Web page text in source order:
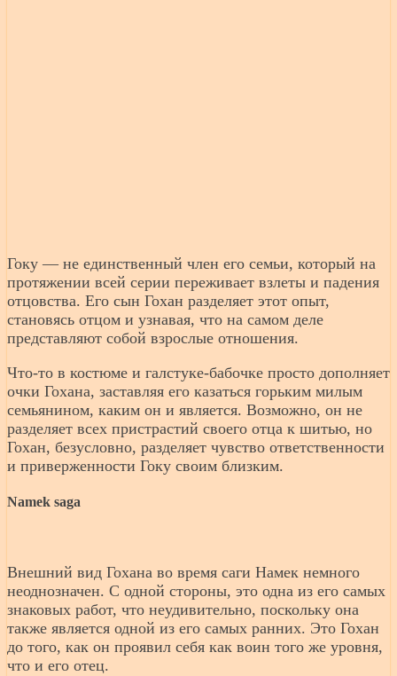
Гоку — не единственный член его семьи, который на
протяжении всей серии переживает взлеты и падения
отцовства. Его сын Гохан разделяет этот опыт,
становясь отцом и узнавая, что на самом деле
представляют собой взрослые отношения.
Что-то в костюме и галстуке-бабочке просто дополняет
очки Гохана, заставляя его казаться горьким милым
семьянином, каким он и является. Возможно, он не
разделяет всех пристрастий своего отца к шитью, но
Гохан, безусловно, разделяет чувство ответственности
и приверженности Гоку своим близким.
Namek saga
Внешний вид Гохана во время саги Намек немного
неоднозначен. С одной стороны, это одна из его самых
знаковых работ, что неудивительно, поскольку она
также является одной из его самых ранних. Это Гохан
до того, как он проявил себя как воин того же уровня,
что и его отец.